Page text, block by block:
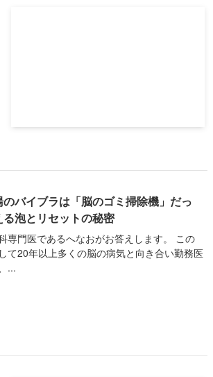
のバイブラは「脳のゴミ掃除機」だっ
泡とリセットの秘密
専門医であるへなおがお答えします。 この
て20年以上多くの脳の病気と向き合い勤務医
...